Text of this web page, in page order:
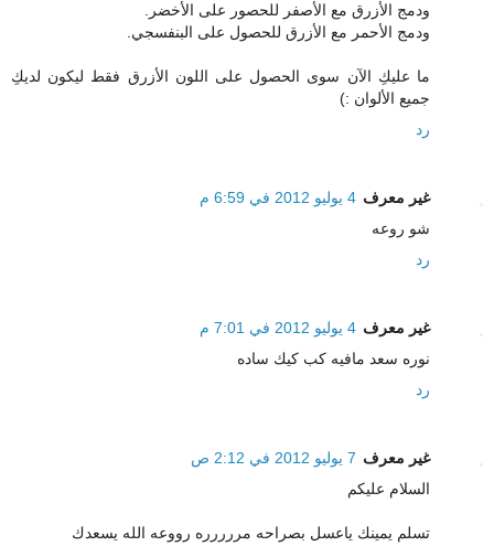
ودمج الأزرق مع الأصفر للحصور على الأخضر.
ودمج الأحمر مع الأزرق للحصول على البنفسجي.
ما عليكِ الآن سوى الحصول على اللون الأزرق فقط ليكون لديكِ
جميع الألوان :)
رد
غير معرف 4 يوليو 2012 في 6:59 م
شو روعه
رد
غير معرف 4 يوليو 2012 في 7:01 م
نوره سعد مافيه كب كيك ساده
رد
غير معرف 7 يوليو 2012 في 2:12 ص
السلام عليكم
تسلم يمينك ياعسل بصراحه مررررره رووعه الله يسعدك